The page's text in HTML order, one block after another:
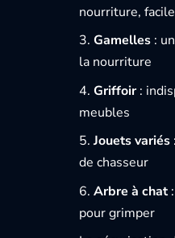
nourriture,
Gamelles :
la nourriture
Griffoir:
meubles
Jouets variés
de chasseur
Arbre à chat:
pour grimper